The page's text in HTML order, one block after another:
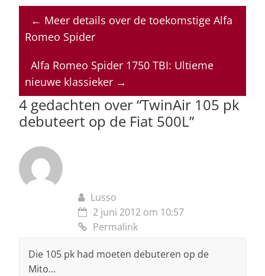
at
s
p
p
c
e
b
o
o
k
k
e
n
re
a
s
ai
l
← Meer details over de toekomstige Alfa
Romeo Spider
Alfa Romeo Spider 1750 TBI: Ultieme
nieuwe klassieker →
4 gedachten over “TwinAir 105 pk
debuteert op de Fiat 500L”
Lusso
2 juni 2012 om 10:57
Permalink
Die 105 pk had moeten debuteren op de
Mito…